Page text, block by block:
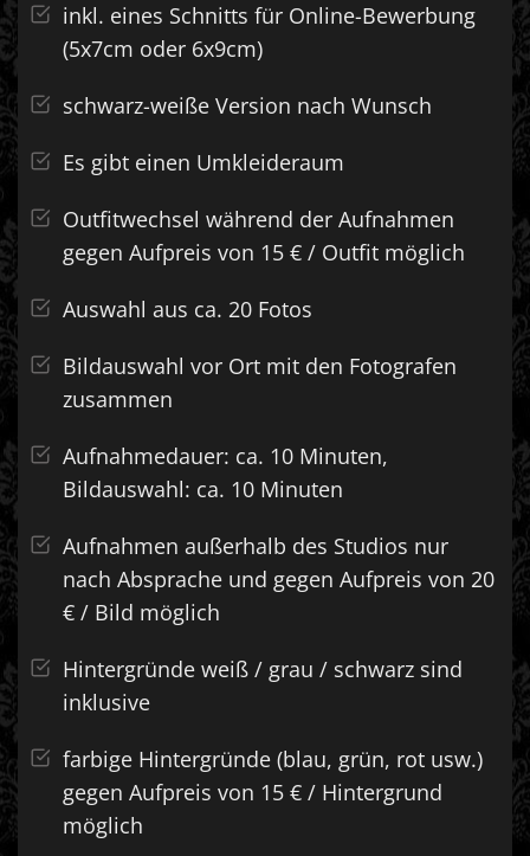
inkl. eines Schnitts für Online-Bewerbung
(5x7cm oder 6x9cm)
schwarz-weiße Version nach Wunsch
Es gibt einen Umkleideraum
Outfitwechsel während der Aufnahmen
gegen Aufpreis von 15 € / Outfit möglich
Auswahl aus ca. 20 Fotos
Bildauswahl vor Ort mit den Fotografen
zusammen
Aufnahmedauer: ca. 10 Minuten,
Bildauswahl: ca. 10 Minuten
Aufnahmen außerhalb des Studios nur
nach Absprache und gegen Aufpreis von 20
€ / Bild möglich
Hintergründe weiß / grau / schwarz sind
inklusive
farbige Hintergründe (blau, grün, rot usw.)
gegen Aufpreis von 15 € / Hintergrund
möglich